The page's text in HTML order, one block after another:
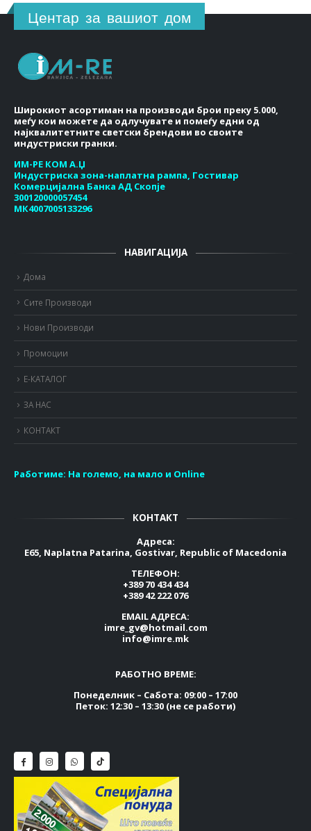
Центар за вашиот дом
Широкиот асортиман на производи брои преку 5.000,
меѓу кои можете да одлучувате и помеѓу едни од
најквалитетните светски брендови во своите
индустриски гранки.
ИМ-РЕ КОМ А.Џ
Индустриска зона-наплатна рампа, Гостивар
Комерцијална Банка АД Скопје
300120000057454
МК4007005133296
НАВИГАЦИЈА
Дома
Сите Производи
Нови Производи
Промоции
Е-КАТАЛОГ
ЗА НАС
КОНТАКТ
Работиме: На големо, на мало и Online
КОНТАКТ
Адреса:
E65, Naplatna Patarina, Gostivar, Republic of Macedonia
ТЕЛЕФОН:
+389 70 434 434
+389 42 222 076
EMAIL АДРЕСА:
imre_gv@hotmail.com
info@imre.mk
РАБОТНО ВРЕМЕ:
Понеделник – Сабота: 09:00 – 17:00
Петок: 12:30 – 13:30 (не се работи)